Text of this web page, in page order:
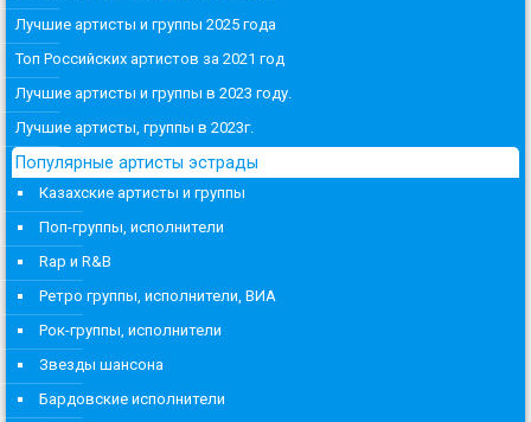
Лучшие артисты и группы 2025 года
Топ Российских артистов за 2021 год
Лучшие артисты и группы в 2023 году.
Лучшие артисты, группы в 2023г.
Популярные артисты эстрады
Казахские артисты и группы
Поп-группы, исполнители
Rap и R&B
Ретро группы, исполнители, ВИА
Рок-группы, исполнители
Звезды шансона
Бардовские исполнители